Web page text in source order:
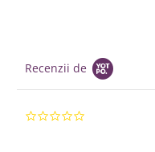
Recenzii de